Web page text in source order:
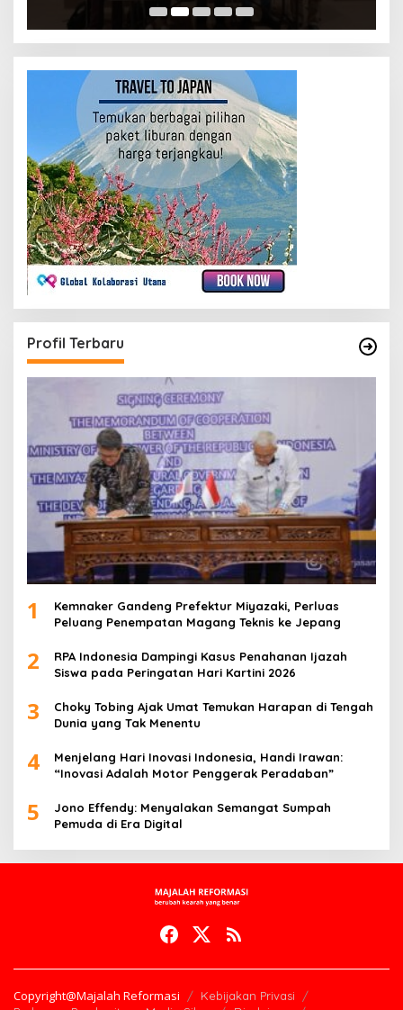
Profil Terbaru
1
Kemnaker Gandeng Prefektur Miyazaki, Perluas
Peluang Penempatan Magang Teknis ke Jepang
2
RPA Indonesia Dampingi Kasus Penahanan Ijazah
Siswa pada Peringatan Hari Kartini 2026
3
Choky Tobing Ajak Umat Temukan Harapan di Tengah
Dunia yang Tak Menentu
4
Menjelang Hari Inovasi Indonesia, Handi Irawan:
“Inovasi Adalah Motor Penggerak Peradaban”
5
Jono Effendy: Menyalakan Semangat Sumpah
Pemuda di Era Digital
Copyright@Majalah Reformasi
Kebijakan Privasi